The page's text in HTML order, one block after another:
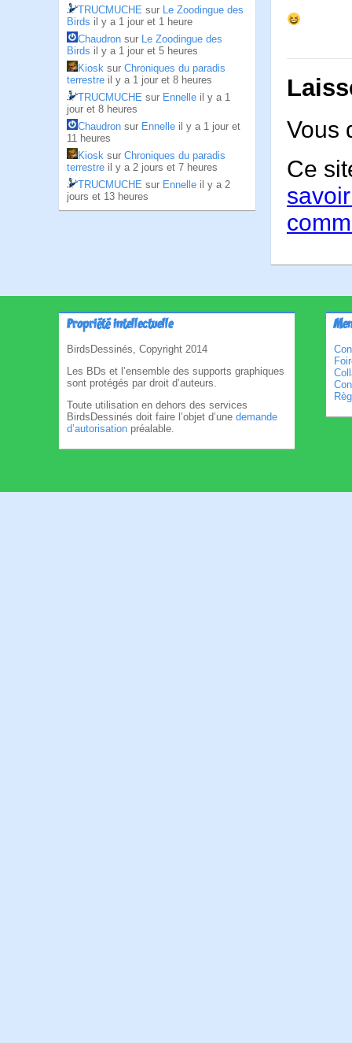
TRUCMUCHE sur Le Zoodingue des
Birds il y a 1 jour et 1 heure
Chaudron sur Le Zoodingue des
Birds il y a 1 jour et 5 heures
Kiosk sur Chroniques du paradis
terrestre il y a 1 jour et 8 heures
TRUCMUCHE sur Ennelle il y a 1
jour et 8 heures
Chaudron sur Ennelle il y a 1 jour et
11 heures
Kiosk sur Chroniques du paradis
terrestre il y a 2 jours et 7 heures
TRUCMUCHE sur Ennelle il y a 2
jours et 13 heures
Vous
Ce
Propriété intellectuelle
BirdsDessinés, Copyright 2014
Les BDs et l’ensemble des supports graphiques
sont protégés par droit d’auteurs.
Toute utilisation en dehors des services
BirdsDessinés doit faire l’objet d’une demande
d’autorisation préalable.